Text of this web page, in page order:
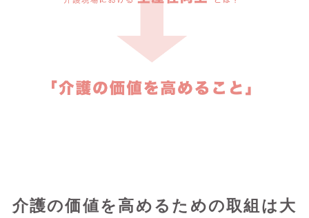
介護の価値を高めるための取組は大